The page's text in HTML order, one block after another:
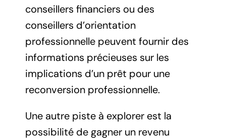
conseillers financiers ou des
conseillers d’orientation
professionnelle peuvent fournir des
informations précieuses sur les
implications d’un prêt pour une
reconversion professionnelle.
Une autre piste à explorer est la
possibilité de gagner un revenu